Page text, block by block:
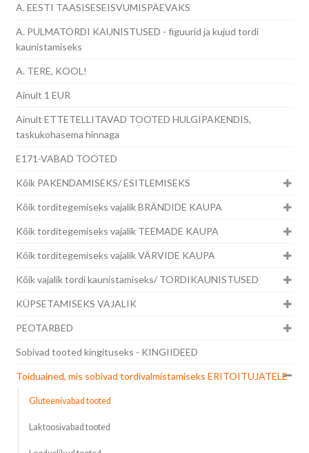
A. EESTI TAASISESEISVUMISPÄEVAKS
A. PULMATORDI KAUNISTUSED - figuurid ja kujud tordi
kaunistamiseks
A. TERE, KOOL!
Ainult 1 EUR
Ainult ETTETELLITAVAD TOOTED HULGIPAKENDIS,
taskukohasema hinnaga
E171-VABAD TOOTED
Kõik PAKENDAMISEKS/ ESITLEMISEKS
Kõik torditegemiseks vajalik BRÄNDIDE KAUPA
Kõik torditegemiseks vajalik TEEMADE KAUPA
Kõik torditegemiseks vajalik VÄRVIDE KAUPA
Kõik vajalik tordi kaunistamiseks/ TORDIKAUNISTUSED
KÜPSETAMISEKS VAJALIK
PEOTARBED
Sobivad tooted kingituseks - KINGIIDEED
Toiduained, mis sobivad tordivalmistamiseks ERITOITUJATELE
Gluteenivabad tooted
Laktoosivabad tooted